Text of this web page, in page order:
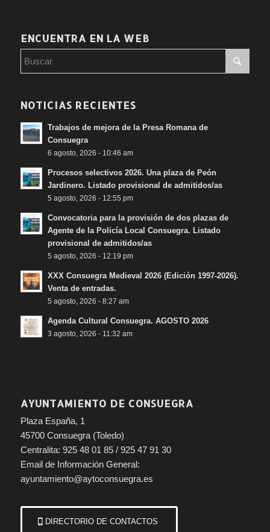
ENCUENTRA EN LA WEB
NOTICIAS RECIENTES
Trabajos de mejora de la Presa Romana de
Consuegra
6 agosto, 2026 - 10:46 am
Procesos selectivos 2026. Una plaza de Peón
Jardinero. Listado provisional de admitidos/as
5 agosto, 2026 - 12:55 pm
Convocatoria para la provisión de dos plazas de
Agente de la Policía Local Consuegra. Listado
provisional de admitidos/as
5 agosto, 2026 - 12:19 pm
XXX Consuegra Medieval 2026 (Edición 1997-2026).
Venta de entradas.
5 agosto, 2026 - 8:27 am
Agenda Cultural Consuegra. AGOSTO 2026
3 agosto, 2026 - 11:32 am
AYUNTAMIENTO DE CONSUEGRA
Plaza España, 1
45700 Consuegra (Toledo)
Centralita: 925 48 01 85 / 925 47 91 30
Email de Información General:
ayuntamiento@aytoconsuegra.es
DIRECTORIO DE CONTACTOS